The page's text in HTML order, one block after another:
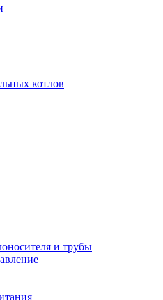
котлов
и трубы